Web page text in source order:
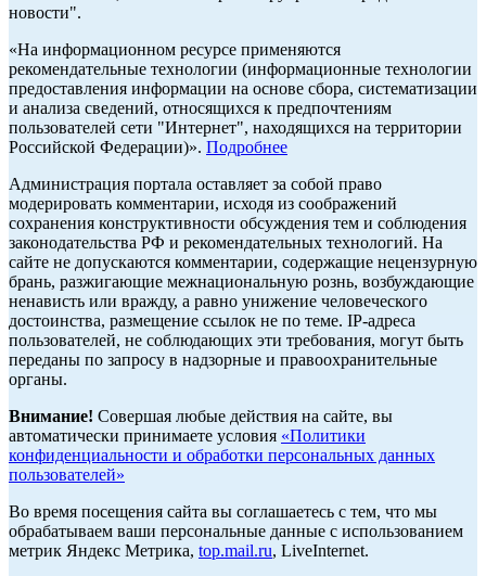
новости".
«На информационном ресурсе применяются
рекомендательные технологии (информационные технологии
предоставления информации на основе сбора, систематизации
и анализа сведений, относящихся к предпочтениям
пользователей сети "Интернет", находящихся на территории
Российской Федерации)». Подробнее
Администрация портала оставляет за собой право
модерировать комментарии, исходя из соображений
сохранения конструктивности обсуждения тем и соблюдения
законодательства РФ и рекомендательных технологий. На
сайте не допускаются комментарии, содержащие нецензурную
брань, разжигающие межнациональную рознь, возбуждающие
ненависть или вражду, а равно унижение человеческого
достоинства, размещение ссылок не по теме. IP-адреса
пользователей, не соблюдающих эти требования, могут быть
переданы по запросу в надзорные и правоохранительные
органы.
Внимание! Совершая любые действия на сайте, вы
автоматически принимаете условия «Политики
конфиденциальности и обработки персональных данных
пользователей»
Во время посещения сайта вы соглашаетесь с тем, что мы
обрабатываем ваши персональные данные с использованием
метрик Яндекс Метрика, top.mail.ru, LiveInternet.